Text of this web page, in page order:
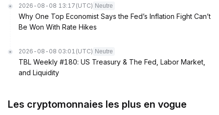
2026-08-08 13:17 (UTC) Neutre
Why One Top Economist Says the Fed’s Inflation Fight Can’t
Be Won With Rate Hikes
2026-08-08 03:01 (UTC) Neutre
TBL Weekly #180: US Treasury & The Fed, Labor Market,
and Liquidity
Les cryptomonnaies les plus en vogue